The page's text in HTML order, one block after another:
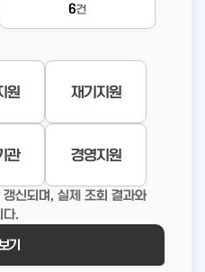
6건
원 재기지원
관 경영지원
신되며, 실제 조회 결과와
다.
기